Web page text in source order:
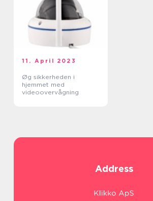
11. April 2023
Øg sikkerheden i
hjemmet med
videoovervågning
Address